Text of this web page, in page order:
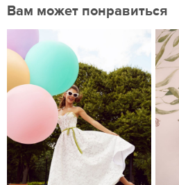
Вам может понравиться
Нравится